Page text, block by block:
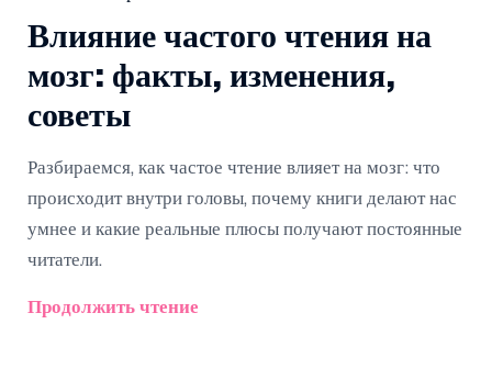
Влияние частого чтения на
мозг: факты, изменения,
советы
Разбираемся, как частое чтение влияет на мозг: что
происходит внутри головы, почему книги делают нас
умнее и какие реальные плюсы получают постоянные
читатели.
Продолжить чтение